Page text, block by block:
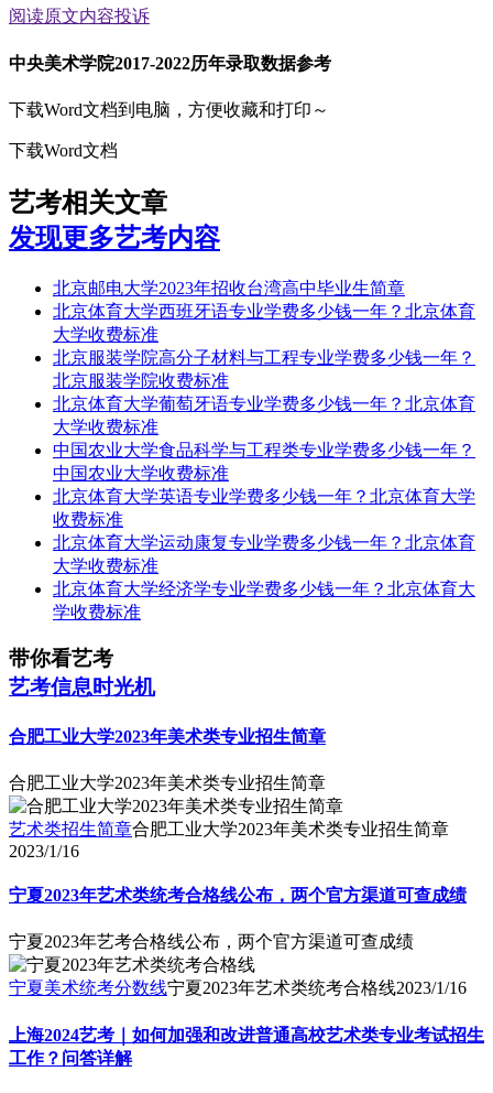
阅读原文内容投诉
中央美术学院2017-2022历年录取数据参考
下载Word文档到电脑，方便收藏和打印～
下载Word文档
艺考相关文章
发现更多艺考内容
北京邮电大学2023年招收台湾高中毕业生简章
北京体育大学西班牙语专业学费多少钱一年？北京体育
大学收费标准
北京服装学院高分子材料与工程专业学费多少钱一年？
北京服装学院收费标准
北京体育大学葡萄牙语专业学费多少钱一年？北京体育
大学收费标准
中国农业大学食品科学与工程类专业学费多少钱一年？
中国农业大学收费标准
北京体育大学英语专业学费多少钱一年？北京体育大学
收费标准
北京体育大学运动康复专业学费多少钱一年？北京体育
大学收费标准
北京体育大学经济学专业学费多少钱一年？北京体育大
学收费标准
带你看艺考
艺考信息时光机
合肥工业大学2023年美术类专业招生简章
合肥工业大学2023年美术类专业招生简章
艺术类招生简章合肥工业大学2023年美术类专业招生简章
2023/1/16
宁夏2023年艺术类统考合格线公布，两个官方渠道可查成绩
宁夏2023年艺考合格线公布，两个官方渠道可查成绩
宁夏美术统考分数线宁夏2023年艺术类统考合格线2023/1/16
上海2024艺考｜如何加强和改进普通高校艺术类专业考试招生
工作？问答详解